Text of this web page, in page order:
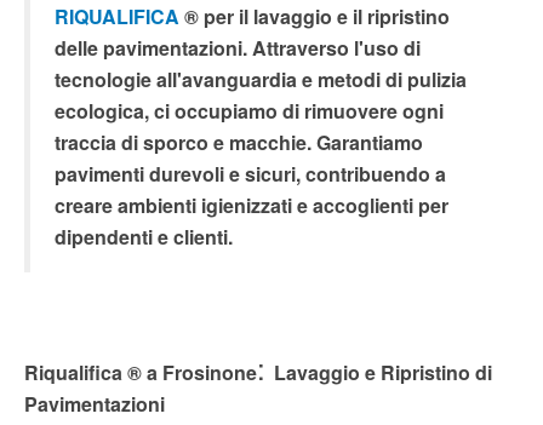
RIQUALIFICA ® per il lavaggio e il ripristino
delle pavimentazioni. Attraverso l'uso di
tecnologie all'avanguardia e metodi di pulizia
ecologica, ci occupiamo di rimuovere ogni
traccia di sporco e macchie. Garantiamo
pavimenti durevoli e sicuri, contribuendo a
creare ambienti igienizzati e accoglienti per
dipendenti e clienti.
Riqualifica ® a Frosinone: Lavaggio e Ripristino di
Pavimentazioni